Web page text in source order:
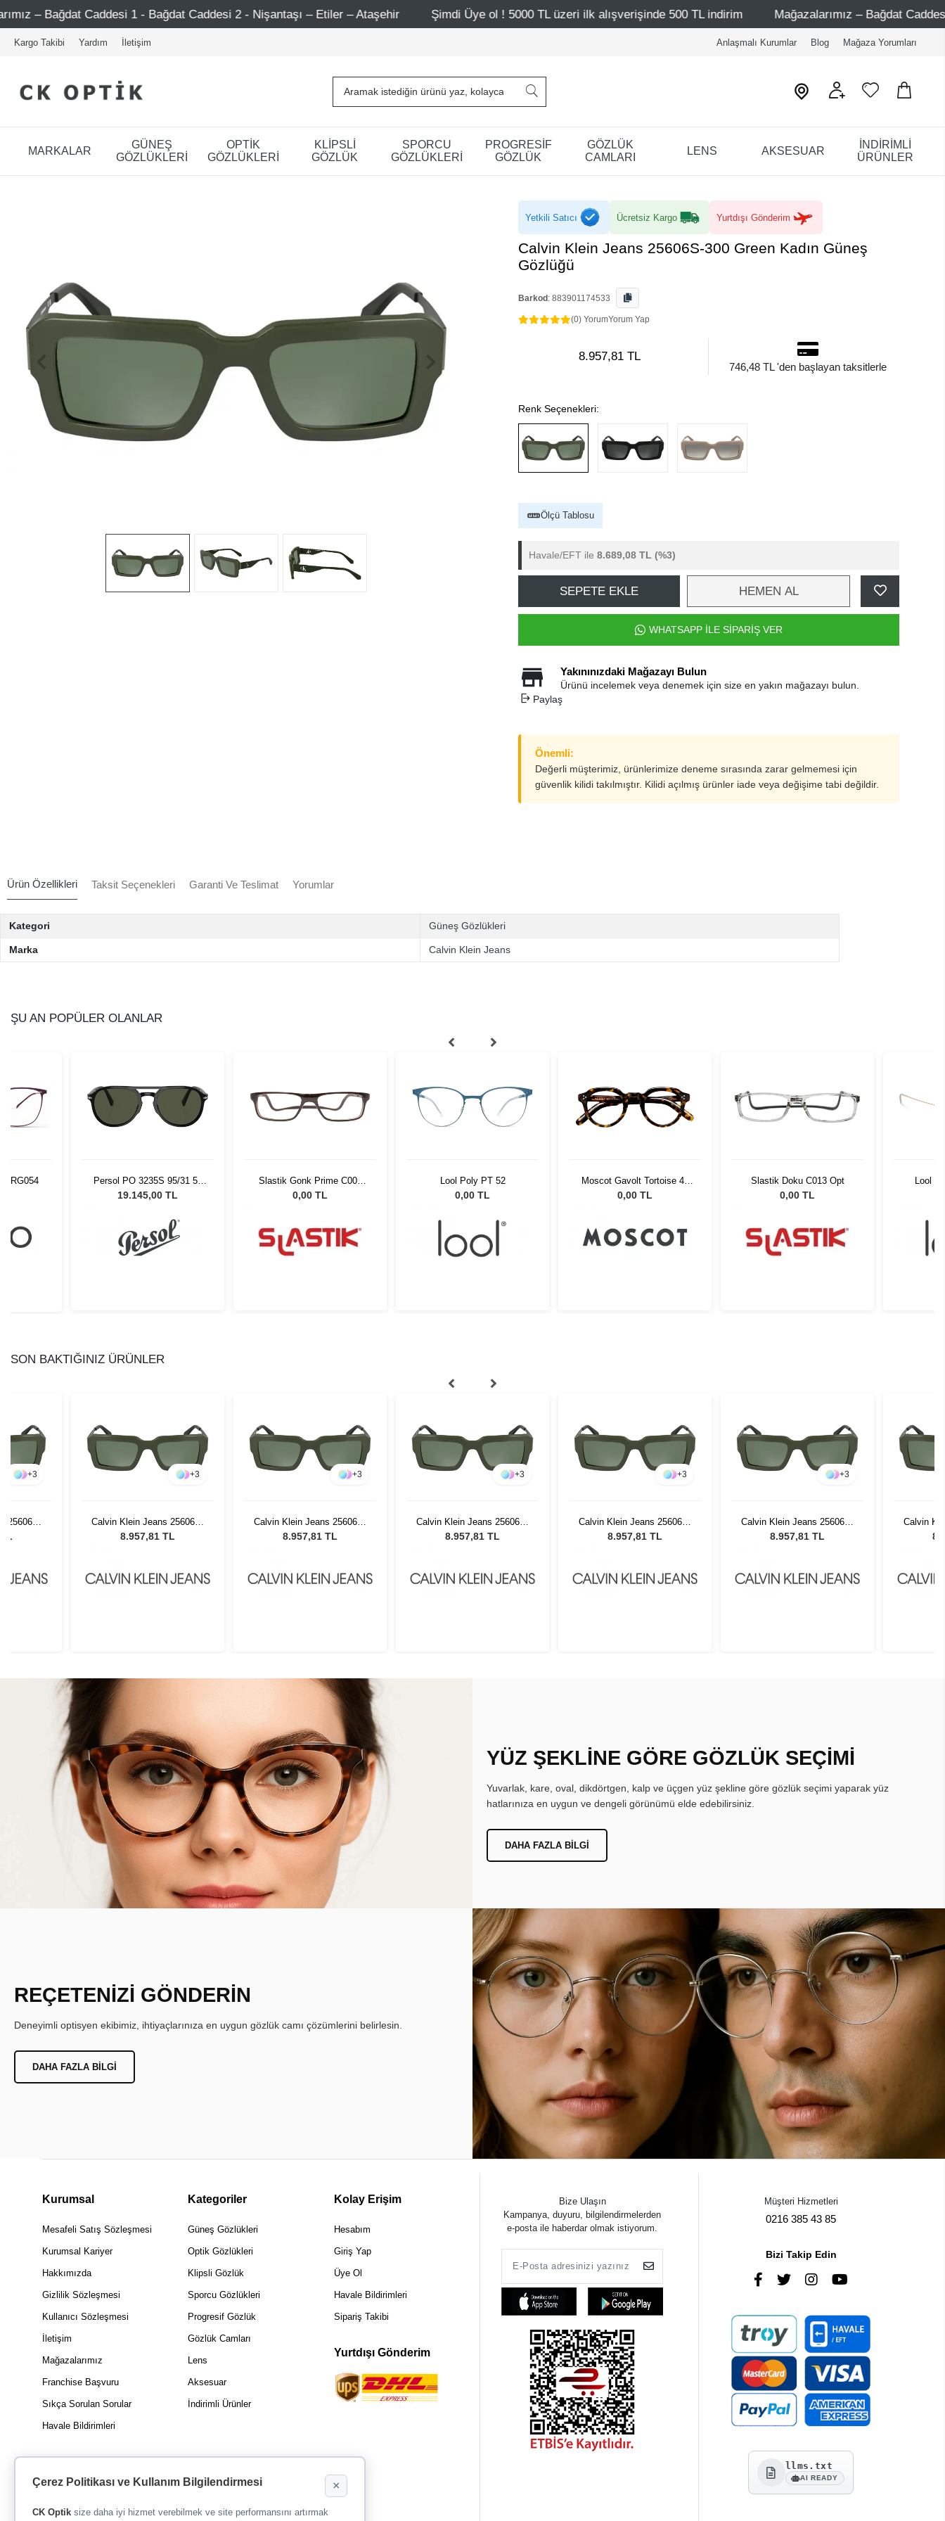
Caddesi 1 - Bağdat Caddesi 2 - Nişantaşı – Etiler – Ataşehir Şimdi Üye ol ! 5000 TL üzeri ilk alışverişinde 500 TL indirim Mağazalarımız – Bağdat Caddesi 1 - Bağdat
Kargo Takibi Yardım İletişim Anlaşmalı Kurumlar Blog Mağaza Yorumları
MARKALAR
GÜNEŞ
GÖZLÜKLERİ
OPTİK
GÖZLÜKLERİ
KLİPSLİ
GÖZLÜK
SPORCU
GÖZLÜKLERİ
PROGRESİF
GÖZLÜK
GÖZLÜK
CAMLARI
LENS AKSESUAR
İNDİRİMLİ
ÜRÜNLER
Yetkili Satıcı Ücretsiz Kargo Yurtdışı Gönderim
Calvin Klein Jeans 25606S-300 Green Kadın Güneş
Gözlüğü
Barkod : 883901174533
(0) YorumYorum Yap
8.957,81 TL
746,48 TL 'den başlayan taksitlerle
Renk Seçenekleri:
Ölçü Tablosu
Havale/EFT ile 8.689,08 TL (%3)
SEPETE EKLE HEMEN AL
WHATSAPP İLE SİPARİŞ VER
Yakınınızdaki Mağazayı Bulun
Ürünü incelemek veya denemek için size en yakın mağazayı bulun.
Paylaş
Önemli:
Değerli müşterimiz, ürünlerimize deneme sırasında zarar gelmemesi için
güvenlik kilidi takılmıştır. Kilidi açılmış ürünler iade veya değişime tabi değildir.
Ürün Özellikleri Taksit Seçenekleri Garanti Ve Teslimat Yorumlar
Kategori Güneş Gözlükleri
Marka Calvin Klein Jeans
ŞU AN POPÜLER OLANLAR
Persol PO 3235S 95/31 55
Unisex Güneş Gözlüğü
19.145,00 TL
Slastik Gonk Prime C007
Opt
0,00 TL
Lool Poly PT 52
0,00 TL
Moscot Gavolt Tortoise 45
2002-01
0,00 TL
Slastik Doku C013 Opt
0,00 TL
Lool
SON BAKTIĞINIZ ÜRÜNLER
+3
25606S-
+3
Calvin Klein Jeans 25606S-
300 Green Kadın Güneş
8.957,81 TL
+3
Calvin Klein Jeans 25606S-
300 Green Kadın Güneş
8.957,81 TL
+3
Calvin Klein Jeans 25606S-
300 Green Kadın Güneş
8.957,81 TL
+3
Calvin Klein Jeans 25606S-
300 Green Kadın Güneş
8.957,81 TL
+3
Calvin Klein Jeans 25606S-
300 Green Kadın Güneş
8.957,81 TL
Calvin
300
YÜZ ŞEKLİNE GÖRE GÖZLÜK SEÇİMİ
Yuvarlak, kare, oval, dikdörtgen, kalp ve üçgen yüz şekline göre gözlük seçimi yaparak yüz
hatlarınıza en uygun ve dengeli görünümü elde edebilirsiniz.
DAHA FAZLA BILGI
REÇETENİZİ GÖNDERİN
Deneyimli optisyen ekibimiz, ihtiyaçlarınıza en uygun gözlük camı çözümlerini belirlesin.
DAHA FAZLA BILGI
Kurumsal
Mesafeli Satış Sözleşmesi
Kurumsal Kariyer
Hakkımızda
Gizlilik Sözleşmesi
Kullanıcı Sözleşmesi
İletişim
Mağazalarımız
Franchise Başvuru
Sıkça Sorulan Sorular
Havale Bildirimleri
Kategoriler
Güneş Gözlükleri
Optik Gözlükleri
Klipsli Gözlük
Sporcu Gözlükleri
Progresif Gözlük
Gözlük Camları
Lens
Aksesuar
İndirimli Ürünler
Kolay Erişim
Hesabım
Giriş Yap
Üye Ol
Havale Bildirimleri
Sipariş Takibi
Yurtdışı Gönderim
Bize Ulaşın
Kampanya, duyuru, bilgilendirmelerden
e-posta ile haberdar olmak istiyorum.
Müşteri Hizmetleri
0216 385 43 85
Bizi Takip Edin
llms.txt
AI READY
Çerez Politikası ve Kullanım Bilgilendirmesi ×
CK Optik size daha iyi hizmet verebilmek ve site performansını artırmak